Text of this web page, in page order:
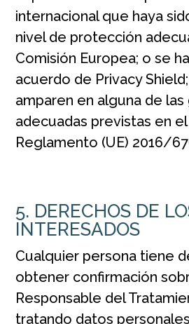
internacional que haya
nivel de protección
Comisión Europea; o se
acuerdo de Privacy
amparen en alguna de las
adecuadas previstas en
Reglamento (UE) 2016/
5. DERECHOS DE
INTERESADOS
Cualquier persona tiene
obtener confirmación
Responsable del
tratando datos